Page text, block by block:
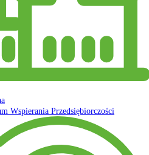
Wspierania Przedsiębiorczości